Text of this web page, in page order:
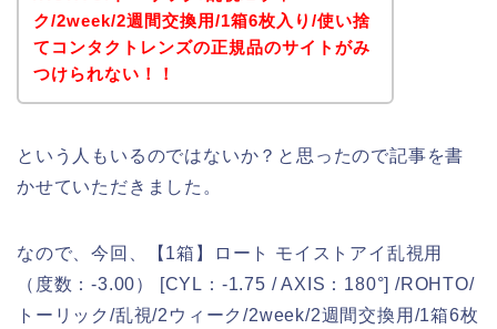
ク/2week/2週間交換用/1箱6枚入り/使い捨
てコンタクトレンズの正規品のサイトがみ
つけられない！！
という人もいるのではないか？と思ったので記事を書
かせていただきました。
なので、今回、【1箱】ロート モイストアイ乱視用
（度数：-3.00） [CYL：-1.75 / AXIS：180°] /ROHTO/
トーリック/乱視/2ウィーク/2week/2週間交換用/1箱6枚